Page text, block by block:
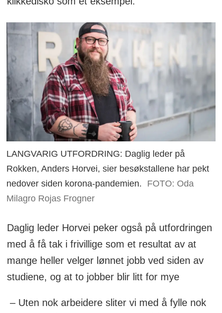
LANGVARIG UTFORDRING: Daglig leder på
Rokken, Anders Horvei, sier besøkstallene har pekt
nedover siden korona-pandemien.
FOTO: Oda
Milagro Rojas Frogner
Daglig leder Horvei peker også på utfordringen
med å få tak i frivillige som et resultat av at
mange heller velger lønnet jobb ved siden av
studiene, og at to jobber blir litt for mye
– Uten nok arbeidere sliter vi med å fylle nok